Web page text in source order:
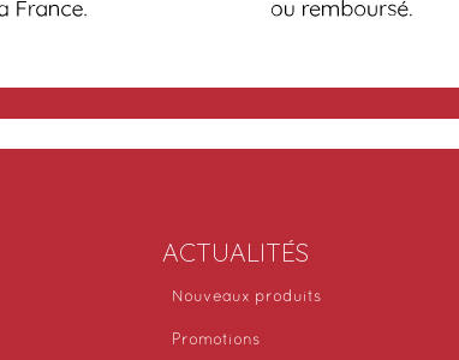
ACTUALITÉS
Nouveaux produits
Promotions